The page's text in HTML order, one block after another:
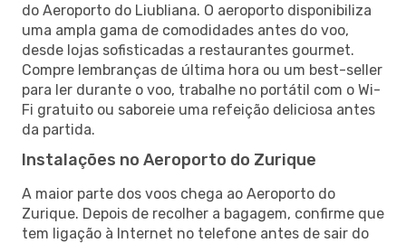
do Aeroporto do Liubliana. O aeroporto disponibiliza
uma ampla gama de comodidades antes do voo,
desde lojas sofisticadas a restaurantes gourmet.
Compre lembranças de última hora ou um best-seller
para ler durante o voo, trabalhe no portátil com o Wi-
Fi gratuito ou saboreie uma refeição deliciosa antes
da partida.
Instalações no Aeroporto do Zurique
A maior parte dos voos chega ao Aeroporto do
Zurique. Depois de recolher a bagagem, confirme que
tem ligação à Internet no telefone antes de sair do